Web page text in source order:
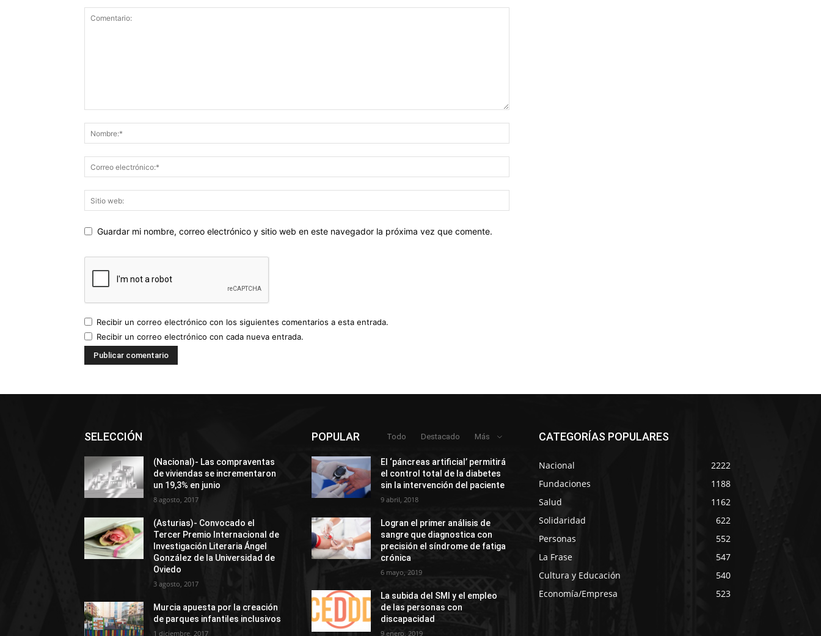
Guardar mi nombre, correo electrónico y sitio web en este navegador la próxima vez que comente.
Recibir un correo electrónico con los siguientes comentarios a esta entrada.
Recibir un correo electrónico con cada nueva entrada.
SELECCIÓN
(Nacional)- Las compraventas
de viviendas se incrementaron
un 19,3% en junio
8 agosto, 2017
(Asturias)- Convocado el
Tercer Premio Internacional de
Investigación Literaria Ángel
González de la Universidad de
Oviedo
3 agosto, 2017
Murcia apuesta por la creación
de parques infantiles inclusivos
1 diciembre, 2017
POPULAR Todo Destacado Más
El ‘páncreas artificial’ permitirá
el control total de la diabetes
sin la intervención del paciente
9 abril, 2018
Logran el primer análisis de
sangre que diagnostica con
precisión el síndrome de fatiga
crónica
6 mayo, 2019
La subida del SMI y el empleo
de las personas con
discapacidad
9 enero, 2019
CATEGORÍAS POPULARES
Nacional
2222
Fundaciones
1188
Salud
1162
Solidaridad
622
Personas
552
La Frase
547
Cultura y Educación
540
Economía/Empresa
523